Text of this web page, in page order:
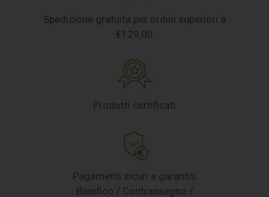
Spedizione gratuita per ordini superiori a
€129,00
Prodotti certificati
Pagamenti sicuri e garantiti
Bonifico / Contrassegno /